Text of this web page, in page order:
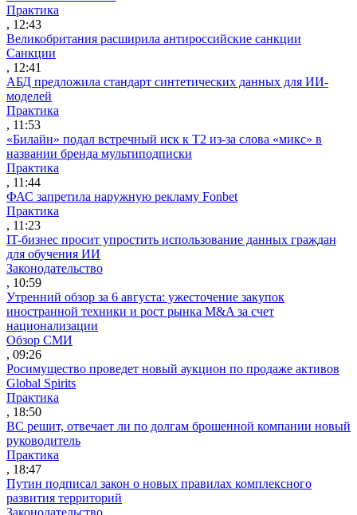
Практика
, 12:43
Великобритания расширила антироссийские санкции
Санкции
, 12:41
АБД предложила стандарт синтетических данных для ИИ-
моделей
Практика
, 11:53
«Билайн» подал встречный иск к Т2 из-за слова «микс» в
названии бренда мультиподписки
Практика
, 11:44
ФАС запретила наружную рекламу Fonbet
Практика
, 11:23
IT-бизнес просит упростить использование данных граждан
для обучения ИИ
Законодательство
, 10:59
Утренний обзор за 6 августа: ужесточение закупок
иностранной техники и рост рынка M&A за счет
национализации
Обзор СМИ
, 09:26
Росимущество проведет новый аукцион по продаже активов
Global Spirits
Практика
, 18:50
ВС решит, отвечает ли по долгам брошенной компании новый
руководитель
Практика
, 18:47
Путин подписал закон о новых правилах комплексного
развития территорий
Законодательство